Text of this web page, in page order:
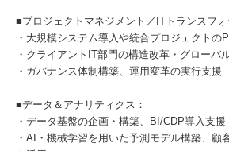
■プロジェクトマネジメント／ITトランスフォ
・大規模システム導入や統合プロジェクトの
・クライアントIT部門の構造改革・グローバ
・ガバナンス体制構築、運用変革の実行支援
■データ＆アナリティクス：
・データ基盤の企画・構築、BI/CDP導入支援
・AI・機械学習を用いた予測モデル構築、顧